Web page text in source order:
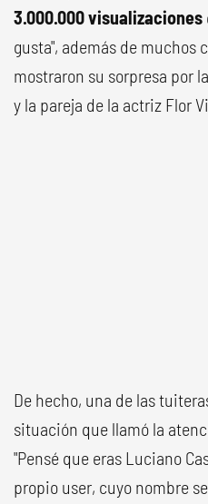
3.000.000 visualizaciones
gusta", además de muchos
mostraron su sorpresa por
y la pareja de la actriz Flor
De hecho, una de las
situación que llamó la
"Pensé que eras Luciano
propio user, cuyo nombre